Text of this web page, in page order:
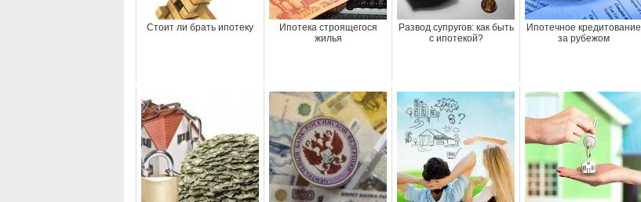
Стоит ли брать ипотеку
Ипотека строящегося
жилья
Развод супругов: как быть
с ипотекой?
Ипотечное кредитование
за рубежом